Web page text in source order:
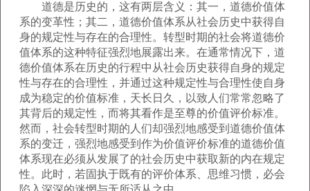
道德是历史的，这有两层含义：其一，道德价值体
系的变革性；其二，道德价值体系从社会历史中获得自
身的规定性与存在的合理性。转型时期的社会将道德价
值体系的这种特征强烈地展露出来。在通常情况下，道
德价值体系在历史的行程中从社会历史获得自身的规定
性与存在的合理性，并通过这种规定性与合理性使自身
成为稳定的价值标准，天长日久，以致人们常常忽略了
其背后的规定性，而将其看作是至尊的价值评价标准。
然而，社会转型时期的人们却强烈地感受到道德价值体
系的变迁，强烈地感受到作为价值评价标准的道德价值
体系现在必须从发展了的社会历史中获取新的内在规定
性。此时，若固执于既有的评价体系、思维习惯，必会